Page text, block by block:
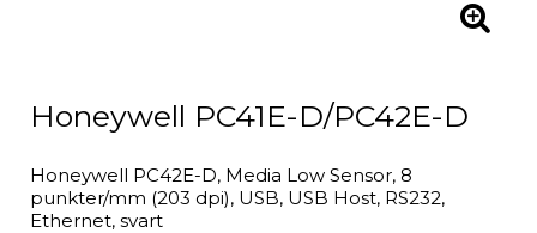
Honeywell PC41E-D/PC42E-D
Honeywell PC42E-D, Media Low Sensor, 8
punkter/mm (203 dpi), USB, USB Host, RS232,
Ethernet, svart